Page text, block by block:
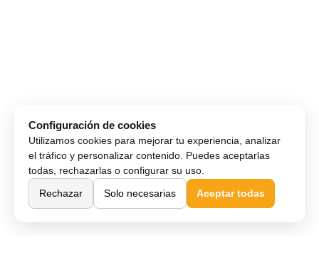
Configuración de cookies
Utilizamos cookies para mejorar tu experiencia, analizar
el tráfico y personalizar contenido. Puedes aceptarlas
todas, rechazarlas o configurar su uso.
Rechazar
Solo necesarias Aceptar todas